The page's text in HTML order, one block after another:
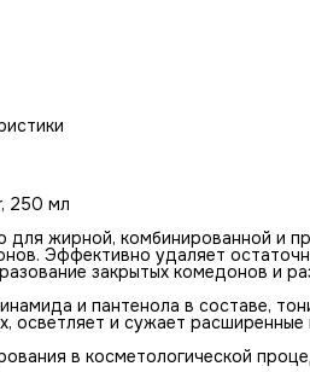
250 мл
для жирной, комбинированной и
Эффективно удаляет
закрытых комедонов и
и пантенола в составе,
осветляет и сужает
в косметологической